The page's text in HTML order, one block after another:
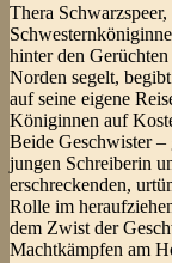
Thera
hinter den
Norden segelt,
auf seine eigene
Königinnen auf
Beide Geschwister –
jungen Schreiberin
erschreckenden,
Rolle im
dem Zwist der
Machtkämpfen am